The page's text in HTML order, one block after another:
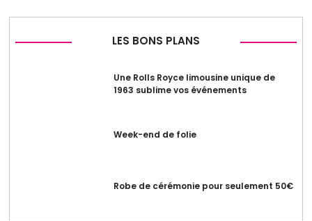
LES BONS PLANS
Une Rolls Royce limousine unique de
1963 sublime vos événements
Week-end de folie
Robe de cérémonie pour seulement 50€